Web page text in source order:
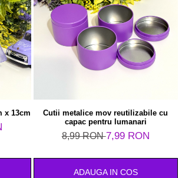
x 13cm
Cutii metalice mov reutilizabile cu
capac pentru lumanari
8,99 RON7,99 RON
ADAUGA IN COS